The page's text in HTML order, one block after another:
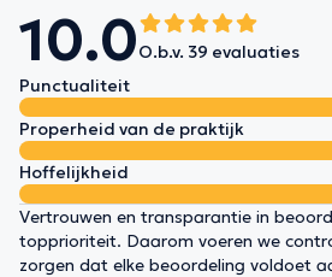
10.0O.b.v. 39 evaluaties
Punctualiteit
Properheid van de praktijk
Hoffelijkheid
Vertrouwen en transparantie in
topprioriteit. Daarom voeren we
zorgen dat elke beoordeling voldoet